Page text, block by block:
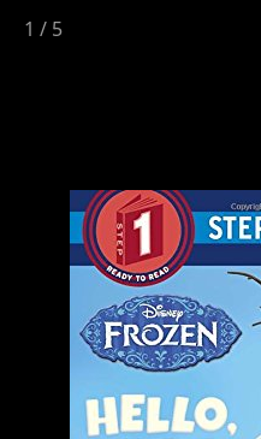
1 / 5